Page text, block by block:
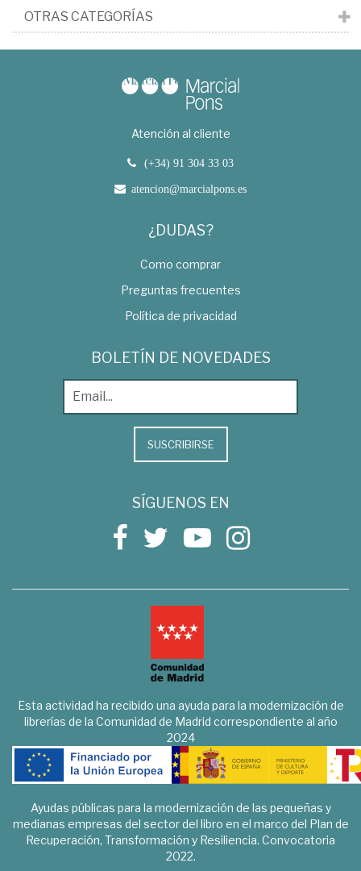
OTRAS CATEGORÍAS
Atención al cliente
(+34) 91 304 33 03
atencion@marcialpons.es
¿DUDAS?
Como comprar
Preguntas frecuentes
Política de privacidad
BOLETÍN DE NOVEDADES
SUSCRIBIRSE
SÍGUENOS EN
Esta actividad ha recibido una ayuda para la modernización de
librerías de la Comunidad de Madrid correspondiente al año
2024
Ayudas públicas para la modernización de las pequeñas y
medianas empresas del sector del libro en el marco del Plan de
Recuperación, Transformación y Resiliencia. Convocatoria
2022.